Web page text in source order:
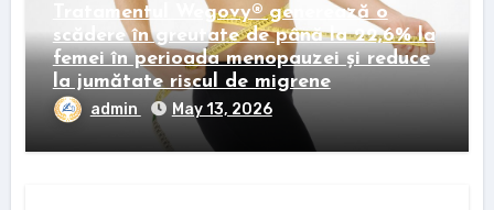
Tratamentul Wegovy® generează o
scădere în greutate de până la 22,6% la
femei în perioada menopauzei și reduce
la jumătate riscul de migrene
admin May 13, 2026